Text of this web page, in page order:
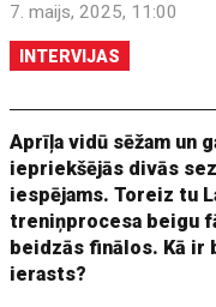
7. maijs, 2025, 11:00
INTERVIJAS
Aprīļa vidū sēžam un
iepriekšējās divās
iespējams. Toreiz tu
treniņprocesa beigu
beidzās finālos. Kā ir
ierasts?